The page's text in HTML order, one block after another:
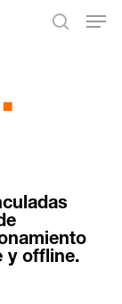
y offline.